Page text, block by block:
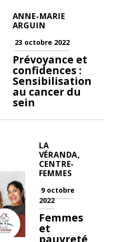
ANNE-MARIE
ARGUIN
23 octobre 2022
Prévoyance et
confidences :
Sensibilisation
au cancer du
sein
LA
VÉRANDA,
CENTRE-
FEMMES
9 octobre
2022
Femmes
et
pauvreté